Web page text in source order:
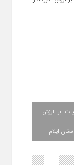
مالیات بر ارزش